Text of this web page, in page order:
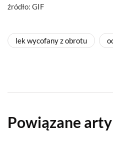
źródło: GIF
lek wycofany z obrotu
Powiązane